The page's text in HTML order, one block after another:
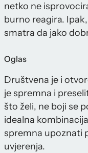
netko ne
burno reagira.
smatra da jako
Oglas
Društvena je i
je spremna i
što želi, ne boji se
idealna
spremna upoznati
uvjerenja.